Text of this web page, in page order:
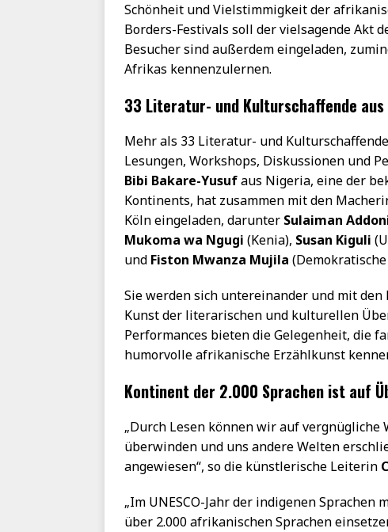
Schönheit und Vielstimmigkeit der
Borders-Festivals soll der vielsagende Akt
Besucher sind außerdem eingeladen,
Afrikas kennenzulernen.
33 Literatur- und Kulturschaffende aus
Mehr als 33 Literatur- und
Lesungen, Workshops, Diskussionen und
Bibi Bakare-Yusufaus Nigeria, eine der
Kontinents, hat zusammen mit den
Köln eingeladen, darunter Sulaiman
Mukoma wa Ngugi (Kenia), Susan Kiguli
und Fiston Mwanza Mujila
Sie werden sich untereinander und mit
Kunst der literarischen und kulturellen
Performances bieten die Gelegenheit, die
humorvolle afrikanische Erzählkunst
Kontinent der 2.000 Sprachen ist auf
„Durch Lesen können wir auf vergnügliche
überwinden und uns andere Welten
angewiesen“, so die künstlerische Leiterin
„Im UNESCO-Jahr der indigenen
über 2.000 afrikanischen Sprachen